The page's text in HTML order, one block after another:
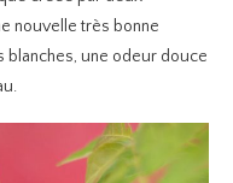
nouvelle très bonne
blanches, une odeur douce